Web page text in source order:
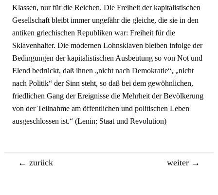
Klassen, nur für die Reichen. Die Freiheit der kapitalistischen
Gesellschaft bleibt immer ungefähr die gleiche, die sie in den
antiken griechischen Republiken war: Freiheit für die
Sklavenhalter. Die modernen Lohnsklaven bleiben infolge der
Bedingungen der kapitalistischen Ausbeutung so von Not und
Elend bedrückt, daß ihnen „nicht nach Demokratie“, „nicht
nach Politik“ der Sinn steht, so daß bei dem gewöhnlichen,
friedlichen Gang der Ereignisse die Mehrheit der Bevölkerung
von der Teilnahme am öffentlichen und politischen Leben
ausgeschlossen ist.“ (Lenin; Staat und Revolution)
Beitragsnavigation
← zurück weiter →